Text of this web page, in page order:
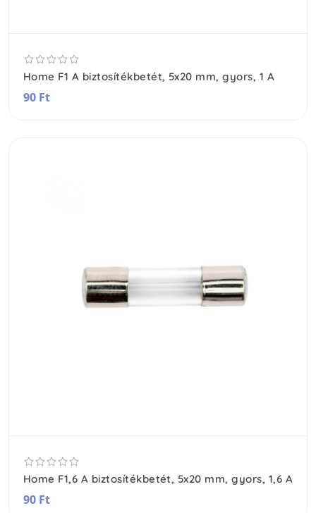
Home F1 A biztosítékbetét, 5x20 mm, gyors, 1 A
90 Ft
Home F1,6 A biztosítékbetét, 5x20 mm, gyors, 1,6 A
90 Ft